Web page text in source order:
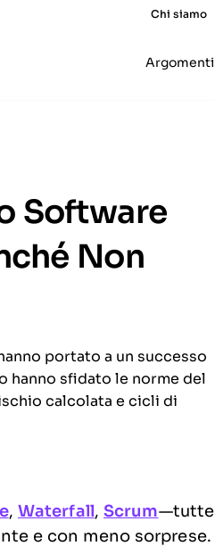
Chi siamo
Argomenti
Software
Non
portato a un successo
hanno sfidato le norme del
calcolata e cicli di
, Waterfall ,Scrum—tutte
e con meno sorprese.